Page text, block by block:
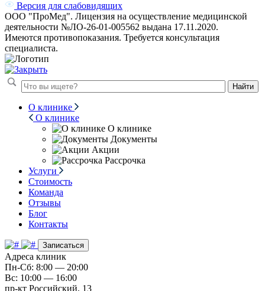
Версия для слабовидящих
ООО "ПроМед". Лицензия на осуществление медицинской
деятельности №ЛО-26-01-005562 выдана 17.11.2020.
Имеются противопоказания. Требуется консультация
специалиста.
Найти
О клинике
О клинике
О клинике
Документы
Акции
Рассрочка
Услуги
Стоимость
Команда
Отзывы
Блог
Контакты
Записаться
Адреса клиник
Пн-Сб: 8:00 — 20:00
Вс: 10:00 — 16:00
пр-кт Российский, 13